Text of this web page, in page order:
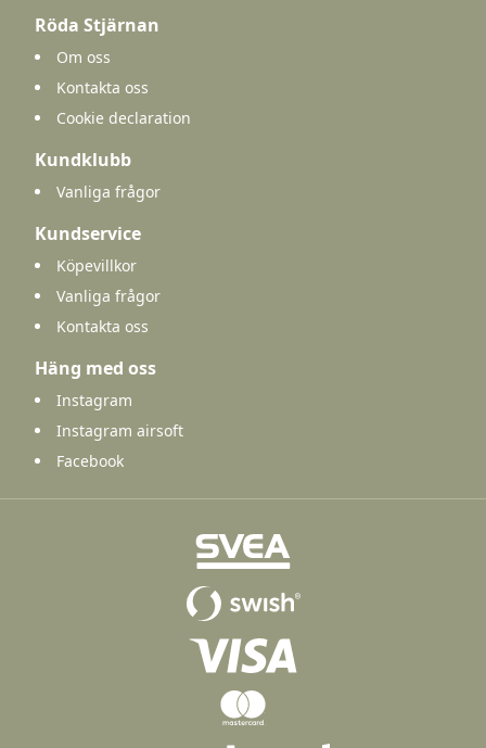
Röda Stjärnan
Om oss
Kontakta oss
Cookie declaration
Kundklubb
Vanliga frågor
Kundservice
Köpevillkor
Vanliga frågor
Kontakta oss
Häng med oss
Instagram
Instagram airsoft
Facebook